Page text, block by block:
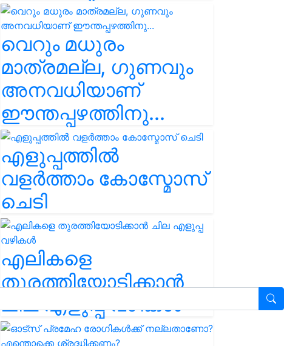
വെറും മധുരം
മാത്രമല്ല, ഗുണവും
അനവധിയാണ്
ഈന്തപ്പഴത്തിനു...
എളുപ്പത്തിൽ
വളർത്താം കോസ്മോസ്
ചെടി
എലികളെ
തുരത്തിയോടിക്കാൻ
ചില എളുപ്പ വഴികൾ